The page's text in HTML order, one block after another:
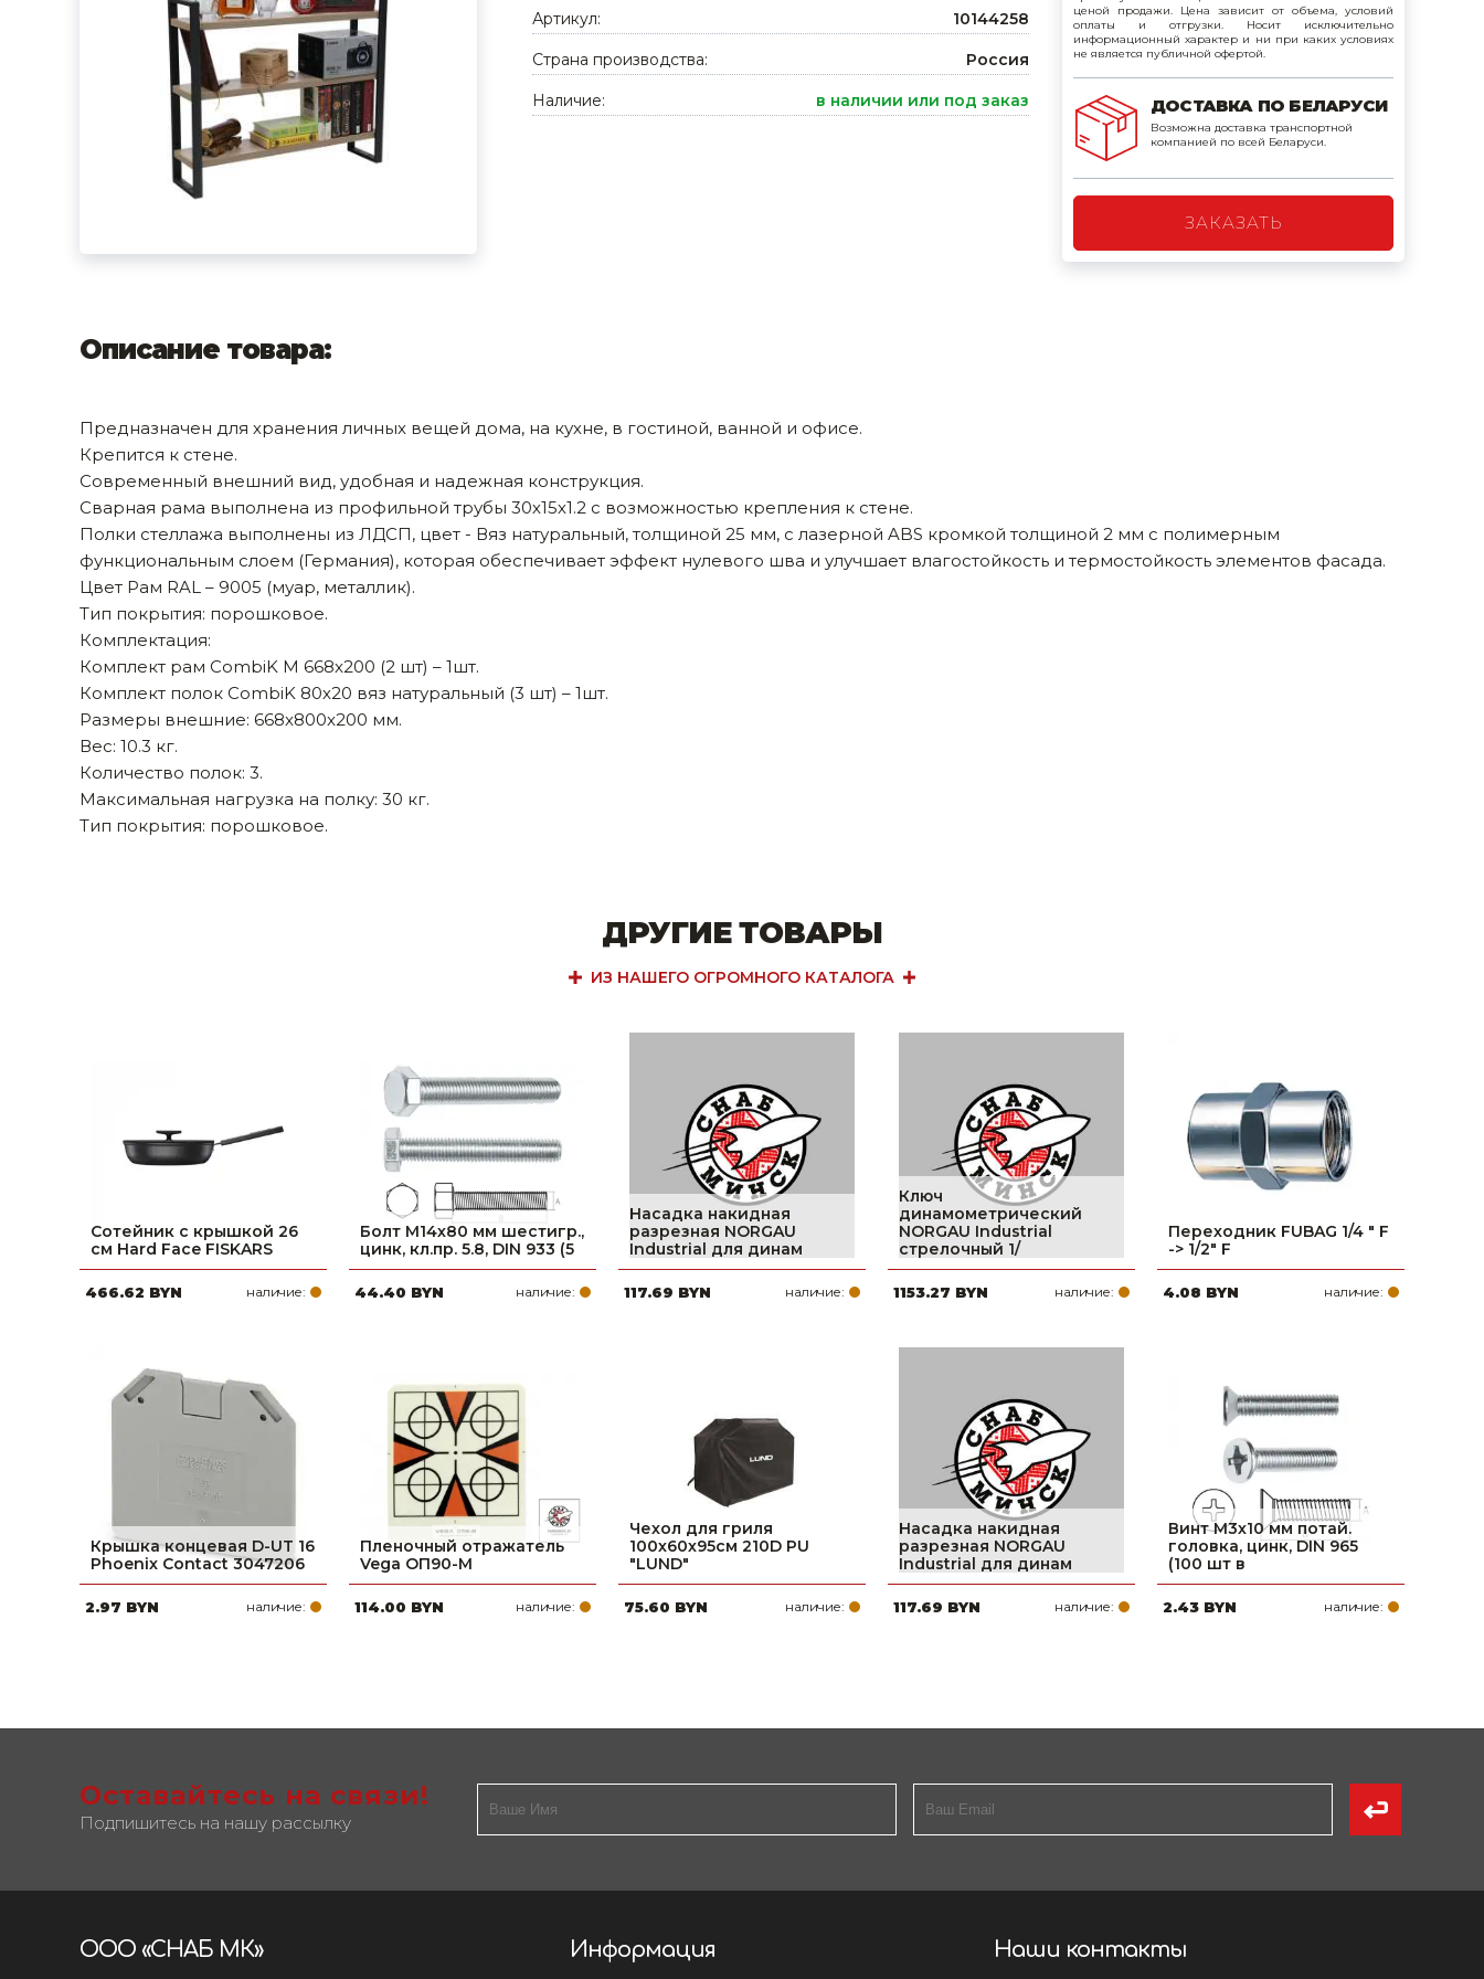
Строительное оборудование
Садовая техника, оснастка и принадлежности
Сварочное оборудование и материалы
Средства индивидуальной защиты и спецодежда
Хранение инструмента (ящики, сумки, пояса, тележки)
Крепеж и фурнитура
Ручной инструмент
Строительные и отделочные материалы
Садовый инструмент, вазоны, горшки и кашпо, теплицы, парники
Товары для дома
Автомобильные товары, инструменты
Резинотехнические, асбестовые изделия, каболка
фруктов
Автоклавы. Дистилляторы
Дистилляторы
Ниппельные поилки для
Чашечные поилки
Артикул: 10144258
Страна производства: Россия
Наличие: в наличии или под заказ
ценой продажи. Цена зависит от объема, условий
оплаты и отгрузки. Носит исключительно
информационный характер и ни при каких условиях
не является публичной офертой.
ДОСТАВКА ПО БЕЛАРУСИ
Возможна доставка транспортной
компанией по всей Беларуси.
ЗАКАЗАТЬ
Описание товара:
Предназначен для хранения личных вещей дома, на кухне, в гостиной, ванной и офисе.
Крепится к стене.
Современный внешний вид, удобная и надежная конструкция.
Сварная рама выполнена из профильной трубы 30х15х1.2 с возможностью крепления к стене.
Полки стеллажа выполнены из ЛДСП, цвет - Вяз натуральный, толщиной 25 мм, с лазерной ABS кромкой толщиной 2 мм с полимерным
функциональным слоем (Германия), которая обеспечивает эффект нулевого шва и улучшает влагостойкость и термостойкость элементов фасада.
Цвет Рам RAL – 9005 (муар, металлик).
Тип покрытия: порошковое.
Комплектация:
Комплект рам CombiK M 668x200 (2 шт) – 1шт.
Комплект полок CombiK 80х20 вяз натуральный (3 шт) – 1шт.
Размеры внешние: 668x800x200 мм.
Вес: 10.3 кг.
Количество полок: 3.
Максимальная нагрузка на полку: 30 кг.
Тип покрытия: порошковое.
ДРУГИЕ ТОВАРЫ
ИЗ НАШЕГО ОГРОМНОГО КАТАЛОГА
Сотейник с крышкой 26
см Hard Face FISKARS
466.62 BYN наличие:
Болт М14х80 мм шестигр.,
цинк, кл.пр. 5.8, DIN 933 (5
44.40 BYN наличие:
Насадка накидная
разрезная NORGAU
Industrial для динам
117.69 BYN наличие:
Ключ
динамометрический
NORGAU Industrial
стрелочный 1/
1153.27 BYN наличие:
Переходник FUBAG 1/4 " F
-> 1/2" F
4.08 BYN наличие:
Крышка концевая D-UT 16
Phoenix Contact 3047206
2.97 BYN наличие:
Пленочный отражатель
Vega ОП90-М
114.00 BYN наличие:
Чехол для гриля
100х60х95см 210D PU
"LUND"
75.60 BYN наличие:
Насадка накидная
разрезная NORGAU
Industrial для динам
117.69 BYN наличие:
Винт М3х10 мм потай.
головка, цинк, DIN 965
(100 шт в
2.43 BYN наличие:
Оставайтесь на связи!
Подпишитесь на нашу рассылку
ООО «СНАБ МК» Информация Наши контакты